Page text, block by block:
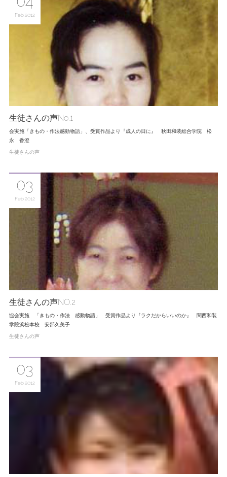
生徒さんの声No.1
会実施「きもの・作法感動物語」、受賞作品より『成人の日に』 秋田和装総合学院 松
永 香澄
Feb 2012
生徒さんの声
生徒さんの声NO.2
協会実施 「きもの・作法 感動物語」 受賞作品より『ラクだからいいのか』 関西和装
学院浜松本校 安部久美子
03
Feb 2012
生徒さんの声
03
Feb 2012